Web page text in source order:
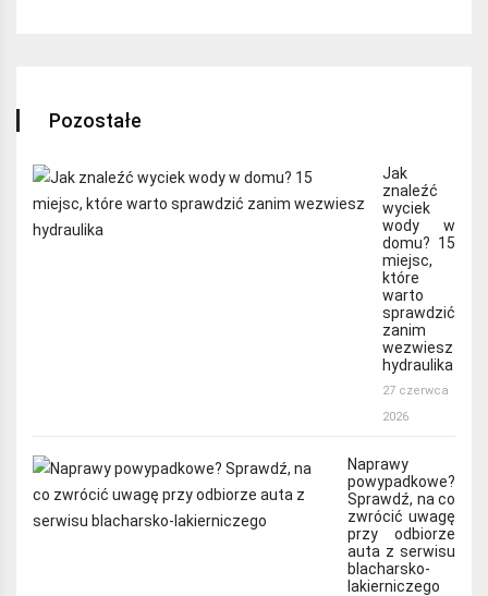
Pozostałe
Jak
znaleźć
wyciek
wody w
domu? 15
miejsc,
które
warto
sprawdzić
zanim
wezwiesz
hydraulika
27 czerwca
2026
Naprawy
powypadkowe?
Sprawdź, na co
zwrócić uwagę
przy odbiorze
auta z serwisu
blacharsko-
lakierniczego